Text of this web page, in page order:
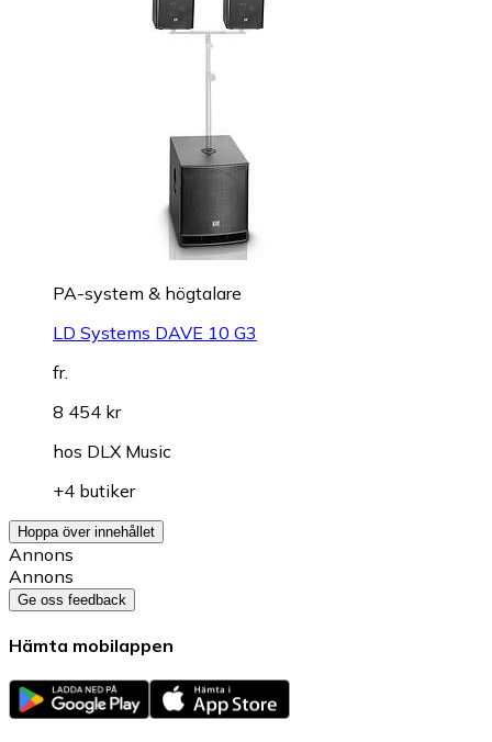
PA-system & högtalare
LD Systems DAVE 10 G3
fr.
8 454 kr
hos DLX Music
+4 butiker
Hoppa över innehållet
Annons
Annons
Ge oss feedback
Hämta mobilappen